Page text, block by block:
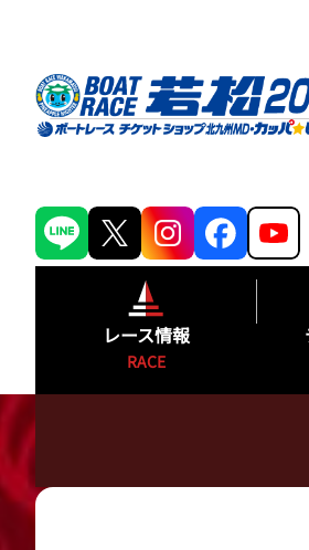
レース情報
RACE
出場予定選手一覧